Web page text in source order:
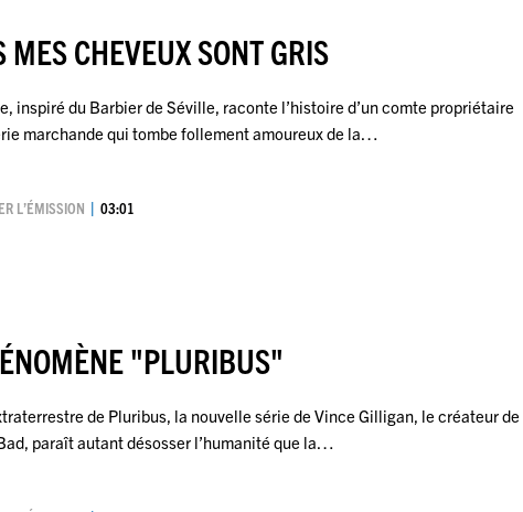
MES CHEVEUX SONT GRIS
inspiré du Barbier de Séville, raconte l’histoire d’un comte propriétaire
marchande qui tombe follement amoureux de la…
L’ÉMISSION 03:01
"PLURIBUS"
de Pluribus, la nouvelle série de Vince Gilligan, le créateur de
paraît autant désosser l’humanité que la…